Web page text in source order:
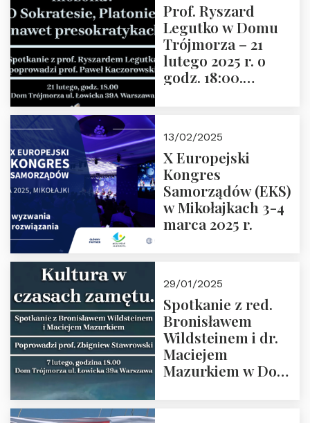
Prof. Ryszard
Legutko w Domu
Trójmorza – 21
lutego 2025 r. o
godz. 18:00.
Zapraszamy
13/02/2025
X Europejski
Kongres
Samorządów (EKS)
w Mikołajkach 3-4
marca 2025 r.
29/01/2025
Spotkanie z red.
Bronisławem
Wildsteinem i dr.
Maciejem
Mazurkiem w Domu